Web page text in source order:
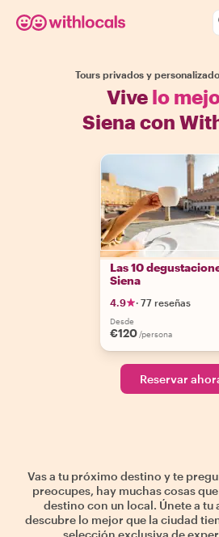
Tours privados y
Vive lo
Siena con
Las 10
Siena
4.9 · 77 reseñas
Desde
€120 /persona
Reservar
Vas a tu próximo destino y te
preocupes, hay muchas cosas
destino con un local. Únete a
descubre lo mejor que la ciudad
selección exclusiva de